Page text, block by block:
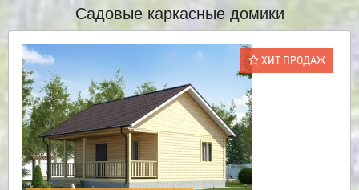
Садовые каркасные домики
ХИТ ПРОДАЖ